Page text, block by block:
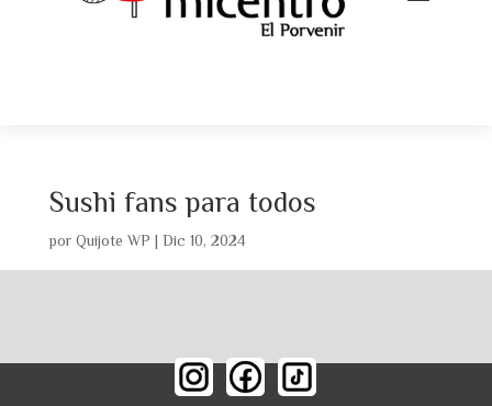
Sushi fans para todos
por Quijote WP | Dic 10, 2024